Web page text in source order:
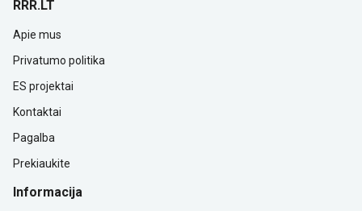
RRR.LT
Apie mus
Privatumo politika
ES projektai
Kontaktai
Pagalba
Prekiaukite
Informacija